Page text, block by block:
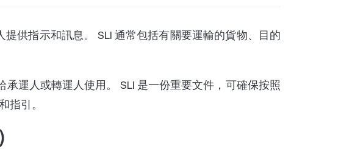
供指示和訊息。 SLI 通常包括有關要運輸的貨物、目的
運人或轉運人使用。 SLI 是一份重要文件，可確保按照
指引。